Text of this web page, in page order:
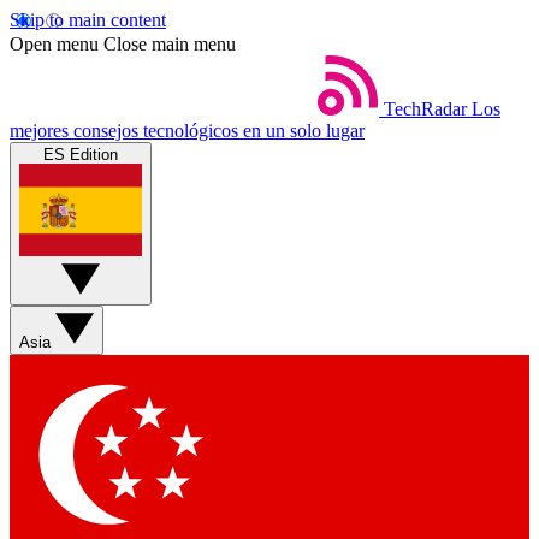
Skip to main content
Open menu Close main menu
TechRadar Los
mejores consejos tecnológicos en un solo lugar
ES Edition
Asia